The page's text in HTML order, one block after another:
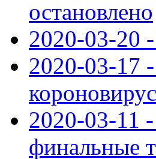
остановлено
2020-03-20
2020-03-17 -
2020-03-11
финальные